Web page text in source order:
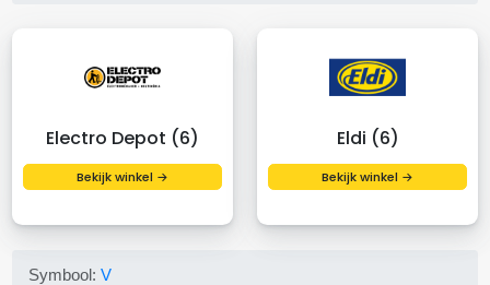
Electro Depot (6)
Bekijk winkel →
Eldi (6)
Bekijk winkel →
Symbool:V